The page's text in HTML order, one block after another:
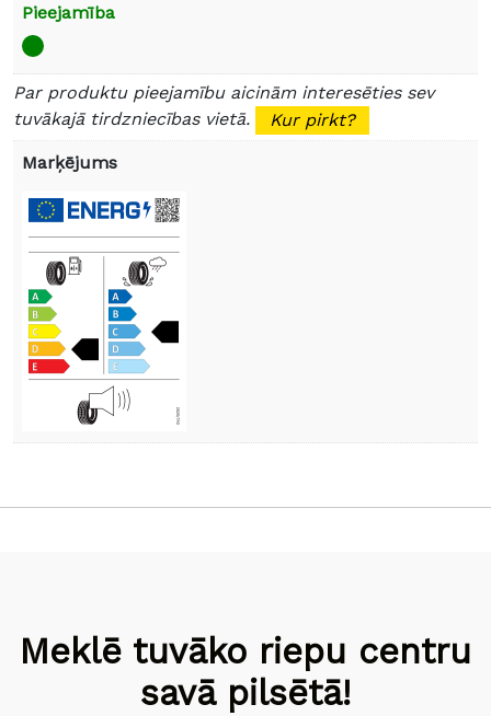
Pieejamība
Par produktu pieejamību aicinām interesēties sev
tuvākajā tirdzniecības vietā.
Kur pirkt?
Marķējums
Meklē tuvāko riepu centru
savā pilsētā!